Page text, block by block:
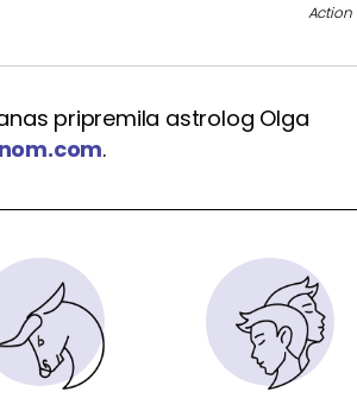
Action
pripremila astrolog Olga
.